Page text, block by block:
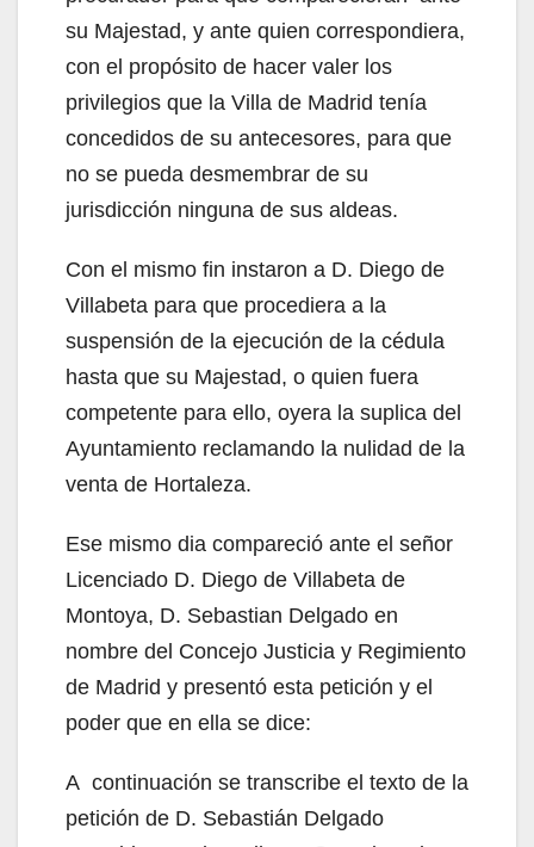
su Majestad, y ante quien correspondiera,
con el propósito de hacer valer los
privilegios que la Villa de Madrid tenía
concedidos de su antecesores, para que
no se pueda desmembrar de su
jurisdicción ninguna de sus aldeas.
Con el mismo fin instaron a D. Diego de
Villabeta para que procediera a la
suspensión de la ejecución de la cédula
hasta que su Majestad, o quien fuera
competente para ello, oyera la suplica del
Ayuntamiento reclamando la nulidad de la
venta de Hortaleza.
Ese mismo dia compareció ante el señor
Licenciado D. Diego de Villabeta de
Montoya, D. Sebastian Delgado en
nombre del Concejo Justicia y Regimiento
de Madrid y presentó esta petición y el
poder que en ella se dice:
A continuación se transcribe el texto de la
petición de D. Sebastián Delgado